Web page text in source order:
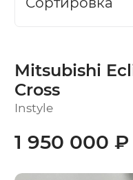
Mitsubishi
Cross
Instyle
1 950 000 ₽